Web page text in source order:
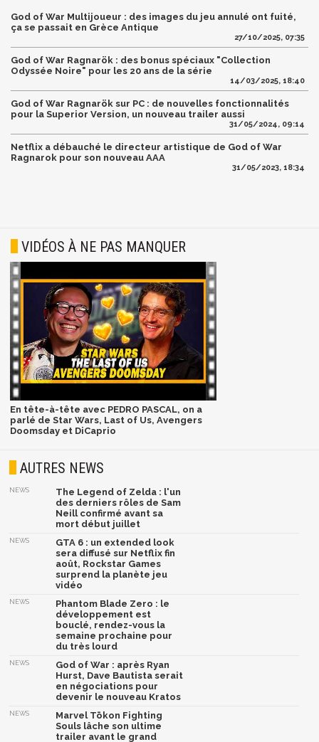
God of War Multijoueur : des images du jeu annulé ont fuité,
ça se passait en Grèce Antique
27/10/2025, 07:35
God of War Ragnarök : des bonus spéciaux "Collection
Odyssée Noire" pour les 20 ans de la série
14/03/2025, 18:40
God of War Ragnarök sur PC : de nouvelles fonctionnalités
pour la Superior Version, un nouveau trailer aussi
31/05/2024, 09:14
Netflix a débauché le directeur artistique de God of War
Ragnarok pour son nouveau AAA
31/05/2023, 18:34
VIDÉOS À NE PAS MANQUER
En tête-à-tête avec PEDRO PASCAL, on a
parlé de Star Wars, Last of Us, Avengers
Doomsday et DiCaprio
AUTRES NEWS
NEWS
The Legend of Zelda : l'un
des derniers rôles de Sam
Neill confirmé avant sa
mort début juillet
NEWS
GTA 6 : un extended look
sera diffusé sur Netflix fin
août, Rockstar Games
surprend la planète jeu
vidéo
NEWS
Phantom Blade Zero : le
développement est
bouclé, rendez-vous la
semaine prochaine pour
du très lourd
NEWS
God of War : après Ryan
Hurst, Dave Bautista serait
en négociations pour
devenir le nouveau Kratos
NEWS
Marvel Tōkon Fighting
Souls lâche son ultime
trailer avant le grand